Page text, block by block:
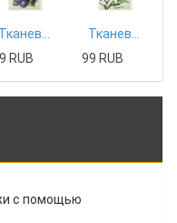
RUB
99 RUB
с помощью